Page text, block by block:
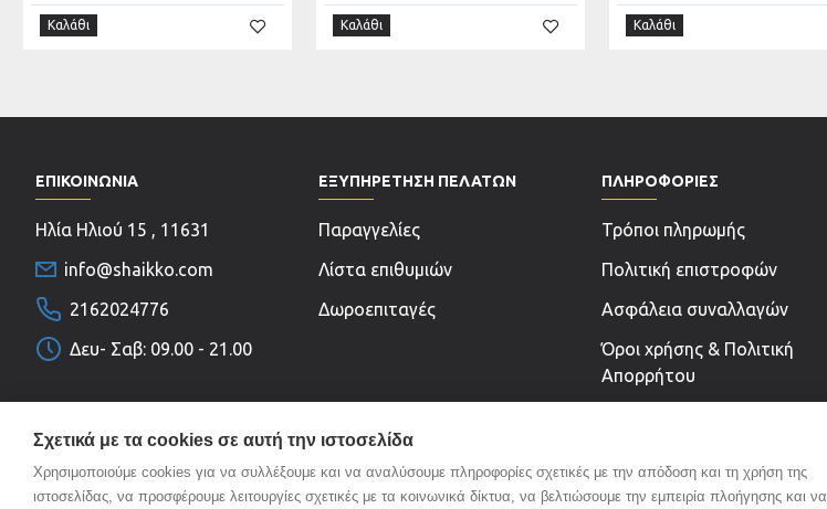
Καλάθι Καλάθι Καλάθι
ΕΠΙΚΟΙΝΩΝΊΑ
Ηλία Ηλιού 15 , 11631
info@shaikko.com
2162024776
Δευ- Σαβ: 09.00 - 21.00
ΕΞΥΠΗΡΕΤΗΣΗ ΠΕΛΑΤΩΝ
Παραγγελίες
Λίστα επιθυμιών
Δωροεπιταγές
ΠΛΗΡΟΦΟΡΊΕΣ
Τρόποι πληρωμής
Πολιτική επιστροφών
Ασφάλεια συναλλαγών
Όροι χρήσης & Πολιτική
Απορρήτου
Σχετικά με τα cookies σε αυτή την ιστοσελίδα
Χρησιμοποιούμε cookies για να συλλέξουμε και να αναλύσουμε πληροφορίες σχετικές με την απόδοση και τη χρήση της
ιστοσελίδας, να προσφέρουμε λειτουργίες σχετικές με τα κοινωνικά δίκτυα, να βελτιώσουμε την εμπειρία πλοήγησης και να